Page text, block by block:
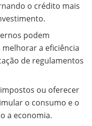
o crédito mais
podem
a eficiência
de regulamentos
ou oferecer
o consumo e o
a economia.